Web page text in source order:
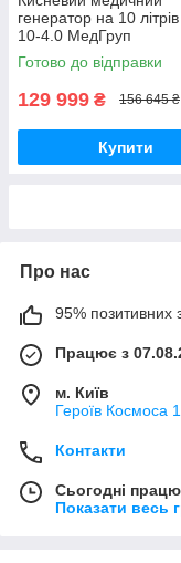
генератор на 10
10-4.0 МедГруп
Готово до відправки
129 999 ₴ 156 645 ₴
Купити
Про нас
95% позитивних з
Працює з
м. Київ
Героїв Космоса
Контакти
Сьогодні
Показати весь